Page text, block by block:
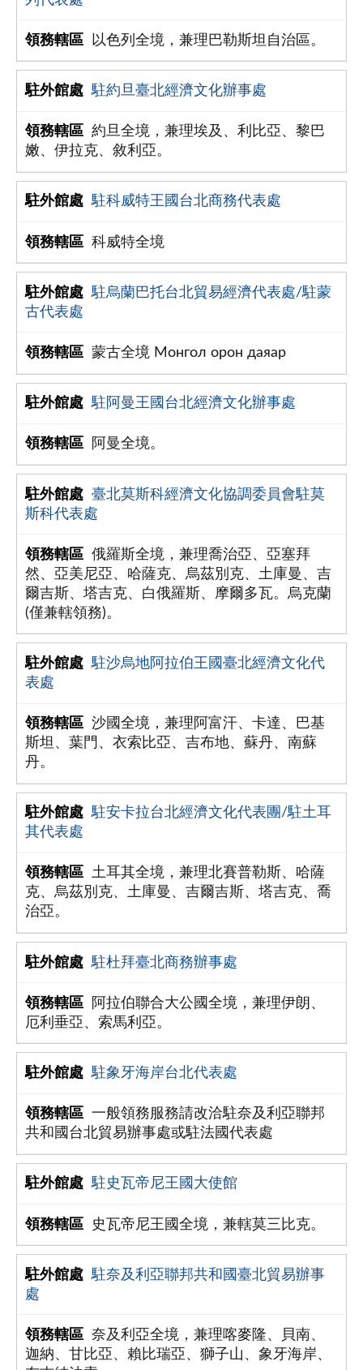
以色列全境，兼理巴勒斯坦自治區。
駐約旦臺北經濟文化辦事處
約旦全境，兼理埃及、利比亞、黎巴
嫩、伊拉克、敘利亞。
駐科威特王國台北商務代表處
科威特全境
駐烏蘭巴托台北貿易經濟代表處/駐蒙
古代表處
蒙古全境 Монгол орон даяар
駐阿曼王國台北經濟文化辦事處
阿曼全境。
臺北莫斯科經濟文化協調委員會駐莫
斯科代表處
俄羅斯全境，兼理喬治亞、亞塞拜
然、亞美尼亞、哈薩克、烏茲別克、土庫曼、吉
爾吉斯、塔吉克、白俄羅斯、摩爾多瓦。烏克蘭
(僅兼轄領務)。
駐沙烏地阿拉伯王國臺北經濟文化代
表處
沙國全境，兼理阿富汗、卡達、巴基
斯坦、葉門、衣索比亞、吉布地、蘇丹、南蘇
丹。
駐安卡拉台北經濟文化代表團/駐土耳
其代表處
土耳其全境，兼理北賽普勒斯、哈薩
克、烏茲別克、土庫曼、吉爾吉斯、塔吉克、喬
治亞。
駐杜拜臺北商務辦事處
阿拉伯聯合大公國全境，兼理伊朗、
厄利垂亞、索馬利亞。
駐象牙海岸台北代表處
一般領務服務請改洽駐奈及利亞聯邦
共和國台北貿易辦事處或駐法國代表處
駐史瓦帝尼王國大使館
史瓦帝尼王國全境，兼轄莫三比克。
駐奈及利亞聯邦共和國臺北貿易辦事
處
奈及利亞全境，兼理喀麥隆、貝南、
迦納、甘比亞、賴比瑞亞、獅子山、象牙海岸、